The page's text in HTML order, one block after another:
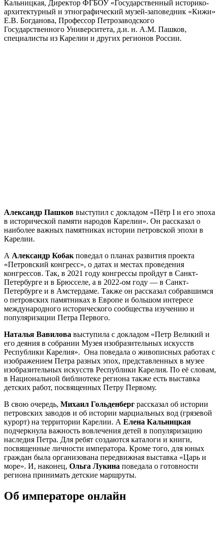
Кальницкая, Директор ФГБОУ «Государственный историко-
архитектурный и этнографический музей-заповедник «Кижи»
Е.В. Богданова, Профессор Петрозаводского
Государственного Университета, д.и. н. А.М. Пашков,
специалисты из Карелии и других регионов России.
Александр Пашков выступил с докладом «Пётр I и его эпоха
в исторической памяти народов Карелии». Он рассказал о
наиболее важных памятниках истории петровской эпохи в
Карелии.
А Александр Кобакповедал о планах развития проекта
«Петровский конгресс», о датах и местах проведения
конгрессов. Так, в 2021 году конгрессы пройдут в Санкт-
Петербурге и в Брюсселе, а в 2022-ом году — в Санкт-
Петербурге и в Амстердаме. Также он рассказал собравшимся
о петровских памятниках в Европе и большом интересе
международного исторического сообщества изучению и
популяризации Петра Первого.
Наталья Вавилова выступила с докладом «Петр Великий и
его деяния в собрании Музея изобразительных искусств
Республики Карелия». Она поведала о живописных работах с
изображением Петра разных эпох, представленных в музее
изобразительных искусств Республики Карелия. По её словам,
в Национальной библиотеке региона также есть выставка
детских работ, посвященных Петру Первому.
В свою очередь, Михаил Гольденберг рассказал об истории
петровских заводов и об истории марциальных вод (грязевой
курорт) на территории Карелии. А Елена Кальницкая
подчеркнула важность вовлечения детей в популяризацию
наследия Петра. Для ребят создаются каталоги и книги,
посвященные личности императора. Кроме того, для юных
граждан была организована передвижная выставка «Царь и
море». И, наконец, Ольга Лукина поведала о готовности
региона принимать детские маршруты.
Об императоре онлайн